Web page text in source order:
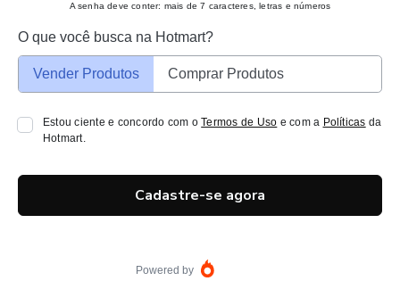
A senha deve conter: mais de 7 caracteres, letras e números
O que você busca na Hotmart?
Vender Produtos Comprar Produtos
Estou ciente e concordo com oTermos de Uso e com a Políticas da
Hotmart.
Cadastre-se agora
Powered by